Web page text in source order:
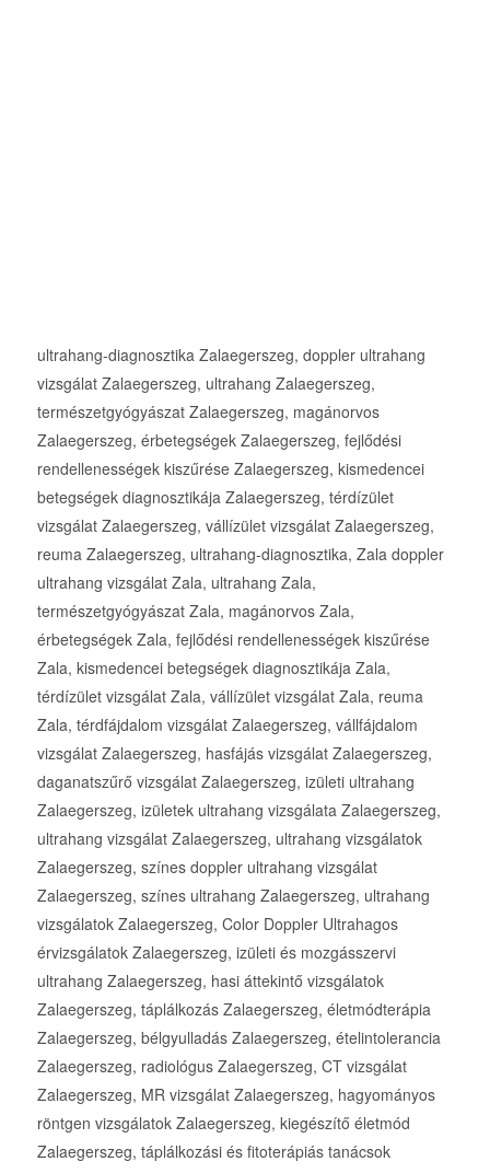
ultrahang-diagnosztika Zalaegerszeg, doppler ultrahang
vizsgálat Zalaegerszeg, ultrahang Zalaegerszeg,
természetgyógyászat Zalaegerszeg, magánorvos
Zalaegerszeg, érbetegségek Zalaegerszeg, fejlődési
rendellenességek kiszűrése Zalaegerszeg, kismedencei
betegségek diagnosztikája Zalaegerszeg, térdízület
vizsgálat Zalaegerszeg, vállízület vizsgálat Zalaegerszeg,
reuma Zalaegerszeg, ultrahang-diagnosztika, Zala doppler
ultrahang vizsgálat Zala, ultrahang Zala,
természetgyógyászat Zala, magánorvos Zala,
érbetegségek Zala, fejlődési rendellenességek kiszűrése
Zala, kismedencei betegségek diagnosztikája Zala,
térdízület vizsgálat Zala, vállízület vizsgálat Zala, reuma
Zala, térdfájdalom vizsgálat Zalaegerszeg, vállfájdalom
vizsgálat Zalaegerszeg, hasfájás vizsgálat Zalaegerszeg,
daganatszűrő vizsgálat Zalaegerszeg, izületi ultrahang
Zalaegerszeg, izületek ultrahang vizsgálata Zalaegerszeg,
ultrahang vizsgálat Zalaegerszeg, ultrahang vizsgálatok
Zalaegerszeg, színes doppler ultrahang vizsgálat
Zalaegerszeg, színes ultrahang Zalaegerszeg, ultrahang
vizsgálatok Zalaegerszeg, Color Doppler Ultrahagos
érvizsgálatok Zalaegerszeg, izületi és mozgásszervi
ultrahang Zalaegerszeg, hasi áttekintő vizsgálatok
Zalaegerszeg, táplálkozás Zalaegerszeg, életmódterápia
Zalaegerszeg, bélgyulladás Zalaegerszeg, ételintolerancia
Zalaegerszeg, radiológus Zalaegerszeg, CT vizsgálat
Zalaegerszeg, MR vizsgálat Zalaegerszeg, hagyományos
röntgen vizsgálatok Zalaegerszeg, kiegészítő életmód
Zalaegerszeg, táplálkozási és fitoterápiás tanácsok